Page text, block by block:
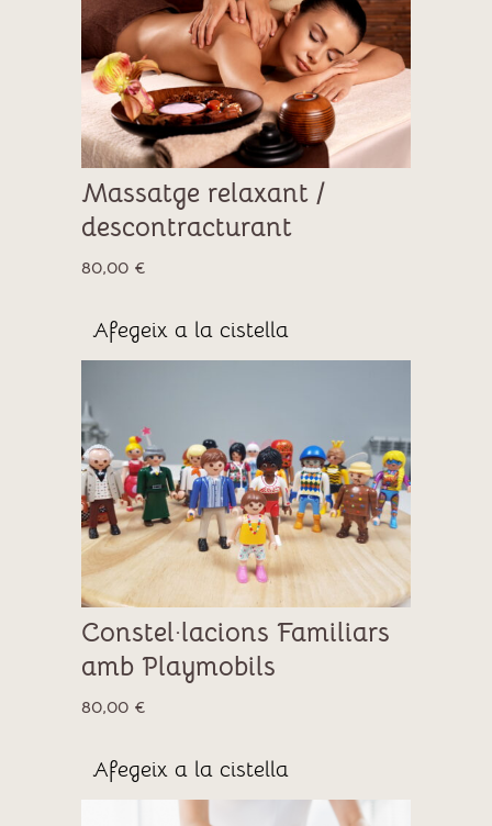
Massatge relaxant /
descontracturant
80,00 €
Afegeix a la cistella
Constel·lacions Familiars
amb Playmobils
80,00 €
Afegeix a la cistella